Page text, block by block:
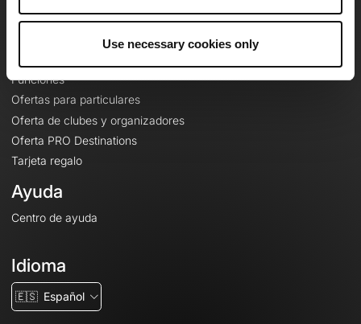
Use necessary cookies only
Funciones
Ofertas para particulares
Oferta de clubes y organizadores
Oferta PRO Destinations
Tarjeta regalo
Ayuda
Centro de ayuda
Idioma
🇪🇸 Español